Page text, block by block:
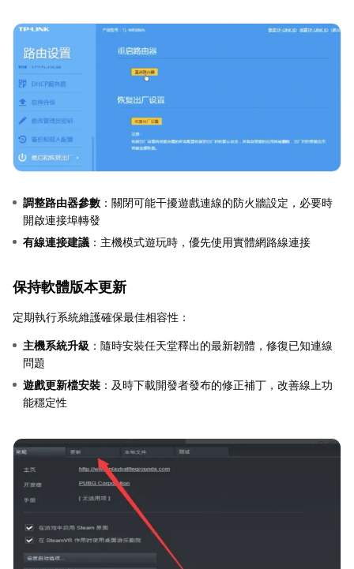
調整路由器參數 ：關閉可能干擾遊戲連線的防火牆設定，必要時
開啟連接埠轉發
有線連接建議 ：主機模式遊玩時，優先使用實體網路線連接
保持軟體版本更新
定期執行系統維護確保最佳相容性：
主機系統升級 ：隨時安裝任天堂釋出的最新韌體，修復已知連線
問題
遊戲更新檔安裝 ：及時下載開發者發布的修正補丁，改善線上功
能穩定性